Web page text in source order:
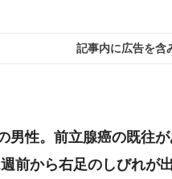
記事内に広告を含
男性。前立腺癌の既往
前から右足のしびれが